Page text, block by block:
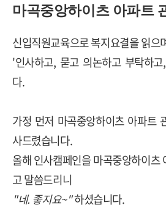
마곡중앙하이츠 아파트
신입직원교육으로 복지요결을 읽으
'인사하고, 묻고 의논하고 부탁하
다.
가정 먼저 마곡중앙하이츠 아파트
사드렸습니다.
올해 인사캠페인을 마곡중앙하이츠
고 말씀드리니
"네. 좋지요~"하셨습니다.